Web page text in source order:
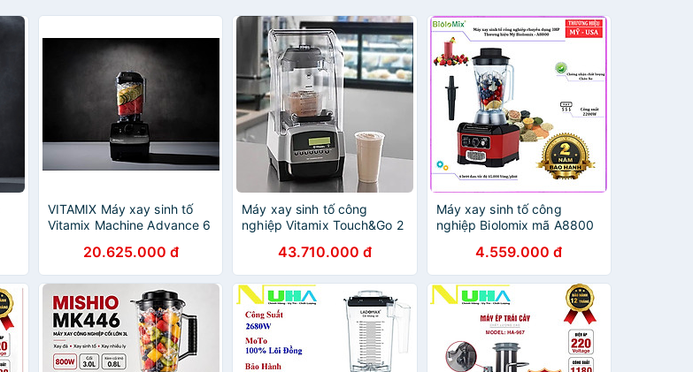
VITAMIX Máy xay sinh tố
Vitamix Machine Advance 6
20.625.000 đ
Máy xay sinh tố công
nghiệp Vitamix Touch&Go 2
chính hãng43.710.000 đ
Máy xay sinh tố công
nghiệp Biolomix mã A8800
Dung tích 2Lít - Hàng nhập
khẩu chính hãng
4.559.000 đ